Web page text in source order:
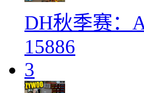
DH秋季赛：
15886
3